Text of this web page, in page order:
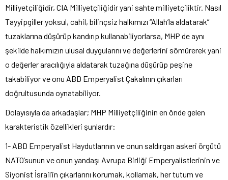
Milliyetçiliğidir, CIA Milliyetçiliğidir yani sahte milliyetçiliktir. Nasıl
Tayyipgiller yoksul, cahil, bilinçsiz halkımızı “Allah’la aldatarak”
tuzaklarına düşürüp kandırıp kullanabiliyorlarsa, MHP de aynı
şekilde halkımızın ulusal duygularını ve değerlerini sömürerek yani
o değerler aracılığıyla aldatarak tuzağına düşürüp peşine
takabiliyor ve onu ABD Emperyalist Çakalının çıkarları
doğrultusunda oynatabiliyor.
Dolayısıyla da arkadaşlar; MHP Milliyetçiliğinin en önde gelen
karakteristik özellikleri şunlardır:
1- ABD Emperyalist Haydutlarının ve onun saldırgan askeri örgütü
NATO’sunun ve onun yandaşı Avrupa Birliği Emperyalistlerinin ve
Siyonist İsrail’in çıkarlarını korumak, kollamak, her tutum ve